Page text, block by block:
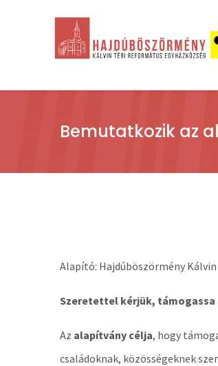
Bemutatkozik az
Alapító: Hajdúböszörmény
Szeretettel kérjük,
Az alapítvány célja, hogy
családoknak, közösségeknek